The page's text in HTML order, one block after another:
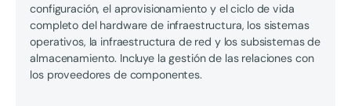
configuración, el aprovisionamiento y el ciclo de vida
completo del hardware de infraestructura, los sistemas
operativos, la infraestructura de red y los subsistemas de
almacenamiento. Incluye la gestión de las relaciones con
los proveedores de componentes.